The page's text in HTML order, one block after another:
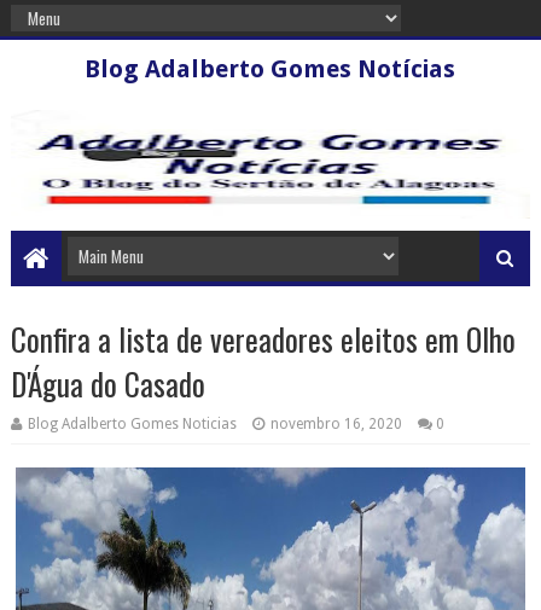
Blog Adalberto Gomes Notícias
Confira a lista de vereadores eleitos em Olho
D'Água do Casado
Blog Adalberto Gomes Noticias novembro 16, 2020 0